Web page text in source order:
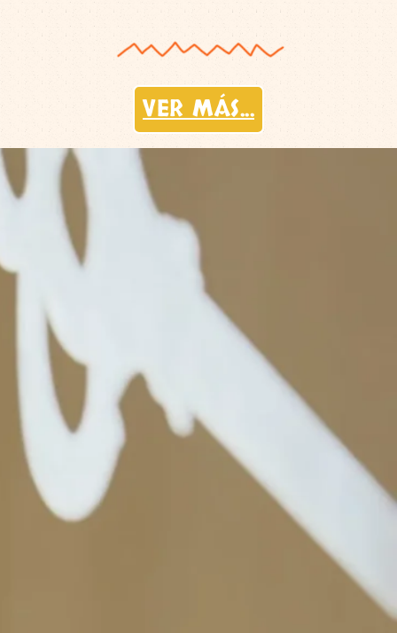
VER MÁS...